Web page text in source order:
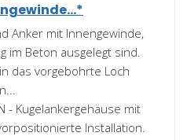
Anker mit Innengewinde,
im Beton ausgelegt sind.
das vorgebohrte Loch
- Kugelankergehäuse mit
Installation.